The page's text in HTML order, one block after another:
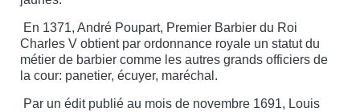
En 1371, André Poupart, Premier Barbier du Roi
Charles V obtient par ordonnance royale un statut du
métier de barbier comme les autres grands officiers de
la cour: panetier, écuyer, maréchal.
Par un édit publié au mois de novembre 1691, Louis